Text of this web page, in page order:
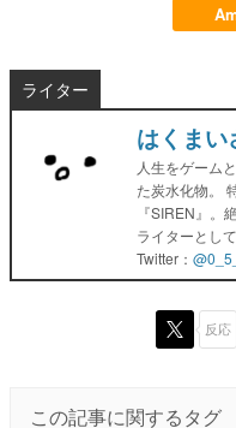
ライター
はくまい
人生をゲーム
た炭水化物。
『SIREN』。
ライターとし
Twitter：
反応
この記事に関するタグ